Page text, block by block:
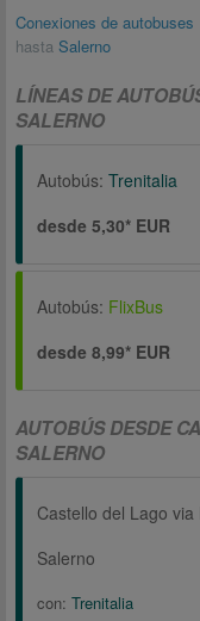
Conexiones de autobuses
hasta Salerno
LÍNEAS DE
SALERNO
Autobús: Trenitalia
desde 5,30* EUR
Autobús: FlixBus
desde 8,99* EUR
AUTOBÚS DESDE
SALERNO
Castello del Lago via
Salerno
con: Trenitalia